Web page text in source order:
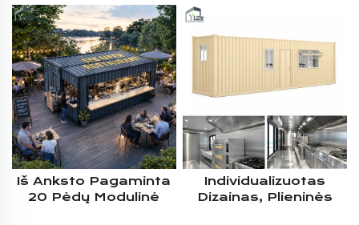
Komercinė
Konteinerinė Virtuvėlė
Su Individualizuotais
Aptarnavimo Langais
Ir Visu Komplektu
Kateringo Įrangos
Konteinerinė Virtuvė,
Skirta Neformaliajam
Maisto Verslui –
Visapusiškas
Projektinis
Iš Anksto Pagaminta
20 Pėdų Modulinė
Individualizuotas
Dizainas, Plieninės